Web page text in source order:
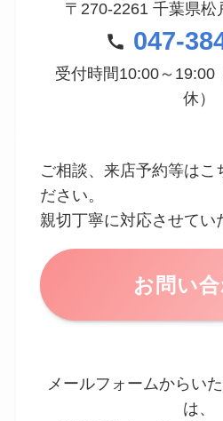
〒270-2261 千葉県松
047-
受付時間10:00～19:00
休）
ご相談、来店予約等はこ
ださい。
親切丁寧に対応させてい
お問い
メールフォームからい
は、